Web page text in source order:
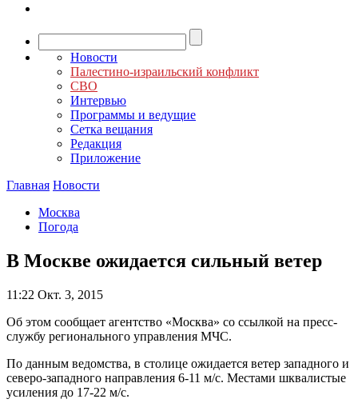
Новости
Палестино-израильский конфликт
СВО
Интервью
Программы и ведущие
Сетка вещания
Редакция
Приложение
Главная Новости
Москва
Погода
В Москве ожидается сильный ветер
11:22 Окт. 3, 2015
Об этом сообщает агентство «Москва» со ссылкой на пресс-
службу регионального управления МЧС.
По данным ведомства, в столице ожидается ветер западного и
северо-западного направления 6-11 м/с. Местами шквалистые
усиления до 17-22 м/с.